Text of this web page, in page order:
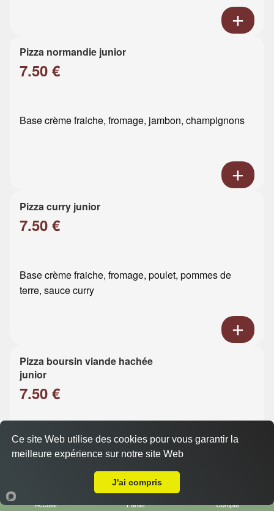
Pizza normandie junior
7.50 €
Base crème fraiche, fromage, jambon, champignons
Pizza curry junior
7.50 €
Base crème fraiche, fromage, poulet, pommes de
terre, sauce curry
Pizza boursin viande hachée
junior
7.50 €
Accueil Panier Compte
Ce site Web utilise des cookies pour vous garantir la
meilleure expérience sur notre site Web
J'ai compris